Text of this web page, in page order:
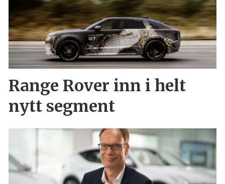
Range Rover inn i helt
nytt segment